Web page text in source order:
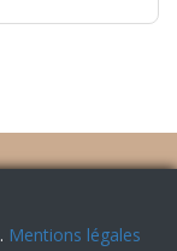
. Mentions légales